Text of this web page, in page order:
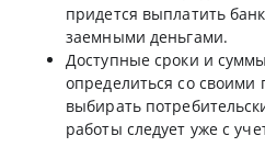
придется выплатить
заемными деньгами.
Доступные сроки и
определиться со своими
выбирать
работы следует уже с